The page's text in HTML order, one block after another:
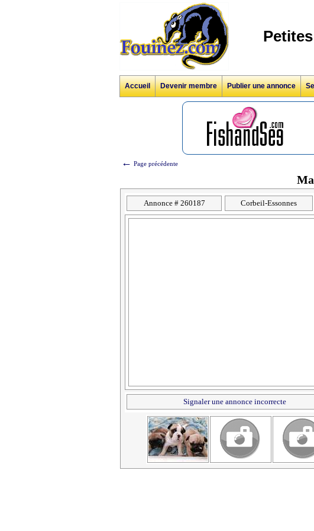
Accueil Devenir membre Publier une annonce
← Page précédente
Annonce # 260187 Corbeil-Essonnes
Signaler une annonce incorrecte